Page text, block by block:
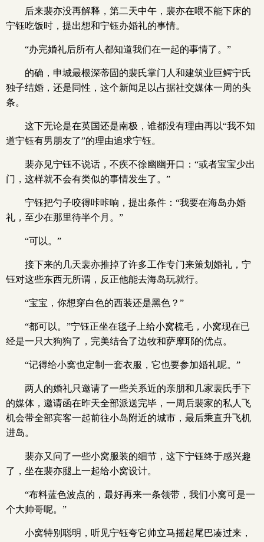
后来裴亦没再解释，第二天中午，裴亦在喂不能下床的
宁钰吃饭时，提出想和宁钰办婚礼的事情。
“办完婚礼后所有人都知道我们在一起的事情了。”
的确，申城最根深蒂固的裴氏掌门人和建筑业巨鳄宁氏
独子结婚，还是同性，这个新闻足以占据社交媒体一周的头
条。
这下无论是在英国还是南极，谁都没有理由再以“我不知
道宁钰有男朋友了”的理由追求宁钰。
裴亦见宁钰不说话，不疾不徐幽幽开口：“或者宝宝少出
门，这样就不会有类似的事情发生了。”
宁钰把勺子咬得咔咔响，提出条件：“我要在海岛办婚
礼，至少在那里待半个月。”
“可以。”
接下来的几天裴亦推掉了许多工作专门来策划婚礼，宁
钰对这些东西无所谓，反正他能去海岛玩就行。
“宝宝，你想穿白色的西装还是黑色？”
“都可以。”宁钰正坐在毯子上给小窝梳毛，小窝现在已
经是一只大狗狗了，完美结合了边牧和萨摩耶的优点。
“记得给小窝也定制一套衣服，它也要参加婚礼呢。”
两人的婚礼只邀请了一些关系近的亲朋和几家裴氏手下
的媒体，邀请函在昨天全部派送完毕，一周后裴家的私人飞
机会带全部宾客一起前往小岛附近的城市，最后乘直升飞机
进岛。
裴亦又问了一些小窝服装的细节，这下宁钰终于感兴趣
了，坐在裴亦腿上一起给小窝设计。
“布料蓝色波点的，最好再来一条领带，我们小窝可是一
个大帅哥呢。”
小窝特别聪明，听见宁钰夸它帅立马摇起尾巴凑过来，